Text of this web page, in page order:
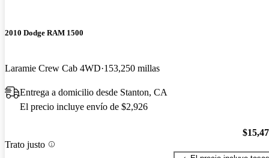
2010 Dodge RAM 1500
Laramie Crew Cab 4WD 153,250 millas
Entrega a domicilio desde Stanton, CA
El precio incluye envío de $2,926
Trato justo